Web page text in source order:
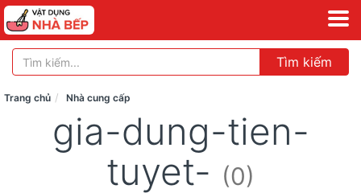
Tìm kiếm
Trang chủ Nhà cung cấp
gia-dung-tien-
tuyet- (0)